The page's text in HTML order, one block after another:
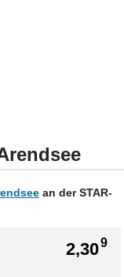
an der STAR-
2,309